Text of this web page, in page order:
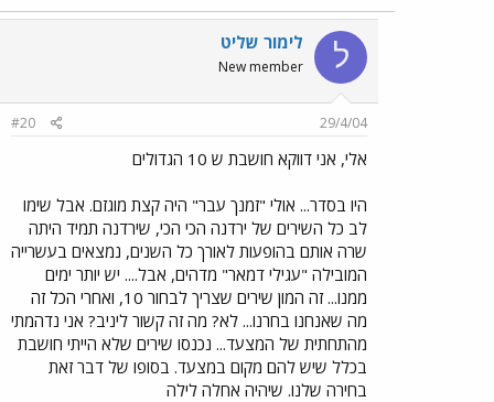
ל לימור שליט
New member
29/4/04
#20
אלי, אני דווקא חושבת ש 10 הגדולים
היו בסדר... אולי "זמנך עבר" היה קצת מוגזם. אבל שימו
לב כל השירים של ירדנה הכי הכי, שירדנה תמיד היתה
שרה אותם בהופעות לאורך כל השנים, נמצאים בעשרייה
המובילה "עגילי דמאר" מדהים, אבל.... יש יותר ימים
ממנו... זה המון שירים שצריך לבחור 10, ואחרי הכל זה
מה שאנחנו בחרנו... לא? מה זה קשור ליניב? אני נדהמתי
מהתחתית של המצעד... נכנסו שירים שלא הייתי חושבת
בכלל שיש להם מקום במצעד. בסופו של דבר זאת
בחירה שלנו. שיהיה אחלה לילה